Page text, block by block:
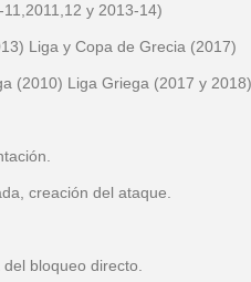
y 2013-14)
Liga y Copa de Grecia (2017)
(2010) Liga Griega (2017 y 2018)
creación del ataque.
bloqueo directo.